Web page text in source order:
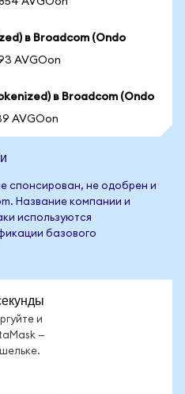
в Broadcom (Ondo
AVGOon
в Broadcom (Ondo
AVGOon
спонсирован, не одобрен и
Название компании и
используются
базового
и
—